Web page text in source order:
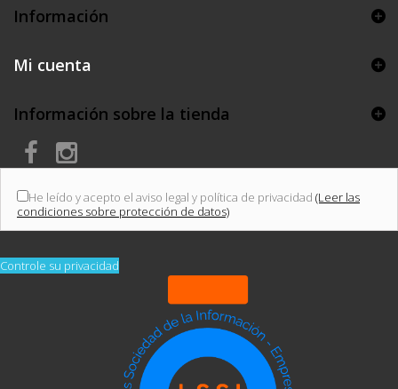
Información
Mi cuenta
Información sobre la tienda
He leído y acepto el aviso legal y política de privacidad (Leer las
condiciones sobre protección de datos)
Controle su privacidad